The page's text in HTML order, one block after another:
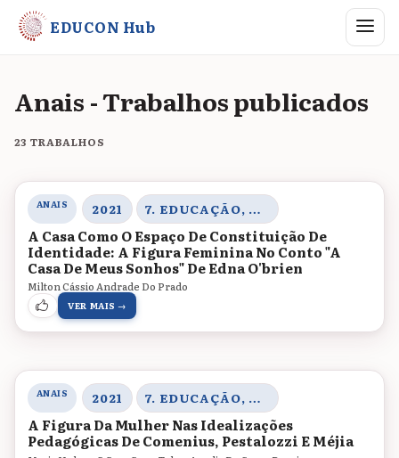
EDUCON Hub Abrir
Anais - Trabalhos publicados
23 TRABALHOS
ANAIS 2021 7. EDUCAÇÃO, CORPO E GÊNERO
A Casa Como O Espaço De Constituição De
Identidade: A Figura Feminina No Conto "A
Casa De Meus Sonhos" De Edna O'brien
Milton Cássio Andrade Do Prado
VER MAIS →
ANAIS 2021 7. EDUCAÇÃO, CORPO E GÊNERO
A Figura Da Mulher Nas Idealizações
Pedagógicas De Comenius, Pestalozzi E Méjia